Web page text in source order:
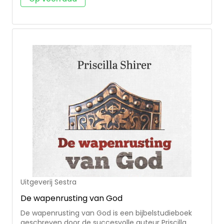
Paulus is dat de rechtvaardige uit het geloof zal
door Zijn geloof.
Uitgeverij Sestra
De wapenrusting van God
De wapenrusting van God is een bijbelstudieboek